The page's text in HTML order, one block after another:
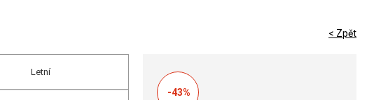
< Zpět
Letní
-43%